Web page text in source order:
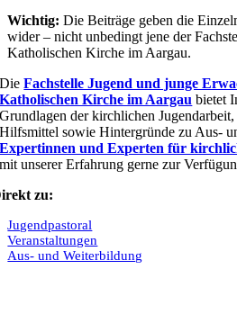
Wichtig: Die Beiträge geben die
wider – nicht unbedingt jene der
Katholischen Kirche im Aargau.
DieFachstelle Jugend und junge
Katholischen Kirche im Aargau bietet
Grundlagen der kirchlichen
Hilfsmittel sowie Hintergründe zu Aus-
Expertinnen und Experten für
mit unserer Erfahrung gerne zur
zu:
Jugendpastoral
Veranstaltungen
Aus- und Weiterbildung